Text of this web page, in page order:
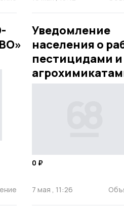
Уведомление
населения о
пестицидами и
0 ₽
7 мая , 11:26